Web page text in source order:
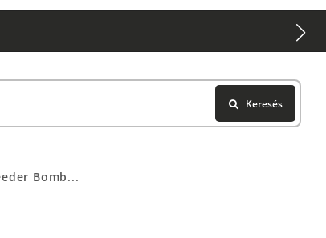
Keresés
Bomb...